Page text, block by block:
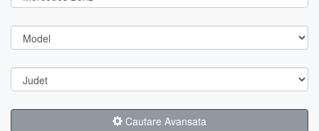
Cautare Avansata